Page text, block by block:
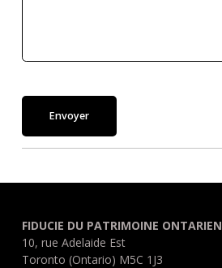
Envoyer
FIDUCIE DU PATRIMOINE ONTARIEN
10, rue Adelaide Est
Toronto (Ontario) M5C 1J3